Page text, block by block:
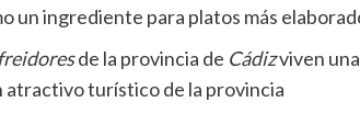
un ingrediente para platos más
freidoresde la provincia de Cádizviven
atractivo turístico de la provincia